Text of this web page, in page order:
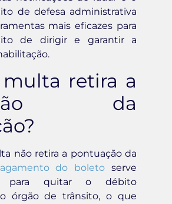
de defesa administrativa
mais eficazes para
de dirigir e garantir a
retira a
da
não retira a pontuação da
do boleto serve
para quitar o débito
órgão de trânsito, o que